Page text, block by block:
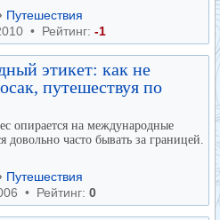
› Путешествия
• Рейтинг: -1
этикет: как не
путешествуя по
опирается на международные
довольно часто бывать за границей.
› Путешествия
• Рейтинг: 0